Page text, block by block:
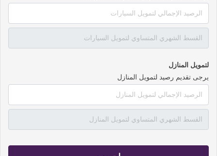
لتمويل المنازل
يرجى تقديم رصيد لتمويل المنازل